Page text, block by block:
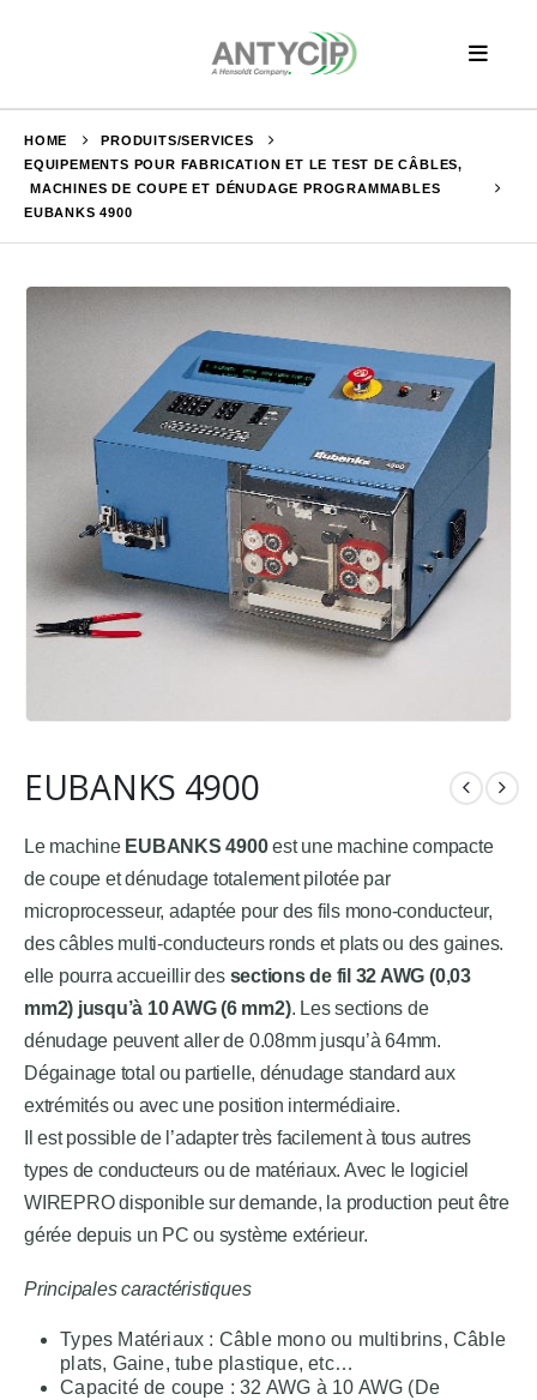
HOME
PRODUITS/SERVICES
EQUIPEMENTS POUR FABRICATION ET LE TEST DE CÂBLES,
MACHINES DE COUPE ET DÉNUDAGE PROGRAMMABLES
EUBANKS 4900
EUBANKS 4900
Le machine EUBANKS 4900est une machine compacte
de coupe et dénudage totalement pilotée par
microprocesseur, adaptée pour des fils mono-conducteur,
des câbles multi-conducteurs ronds et plats ou des gaines.
elle pourra accueillir des sections de fil 32 AWG (0,03
mm2) jusqu’à 10 AWG (6 mm2). Les sections de
dénudage peuvent aller de 0.08mm jusqu’à 64mm.
Dégainage total ou partielle, dénudage standard aux
extrémités ou avec une position intermédiaire.
Il est possible de l’adapter très facilement à tous autres
types de conducteurs ou de matériaux. Avec le logiciel
WIREPRO disponible sur demande, la production peut être
gérée depuis un PC ou système extérieur.
Principales caractéristiques
Types Matériaux : Câble mono ou multibrins, Câble
plats, Gaine, tube plastique, etc…
Capacité de coupe : 32 AWG à 10 AWG (De